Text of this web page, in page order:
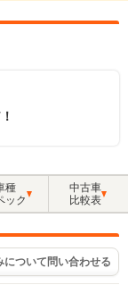
種
ック
中古車
比較表
について問い合わせる